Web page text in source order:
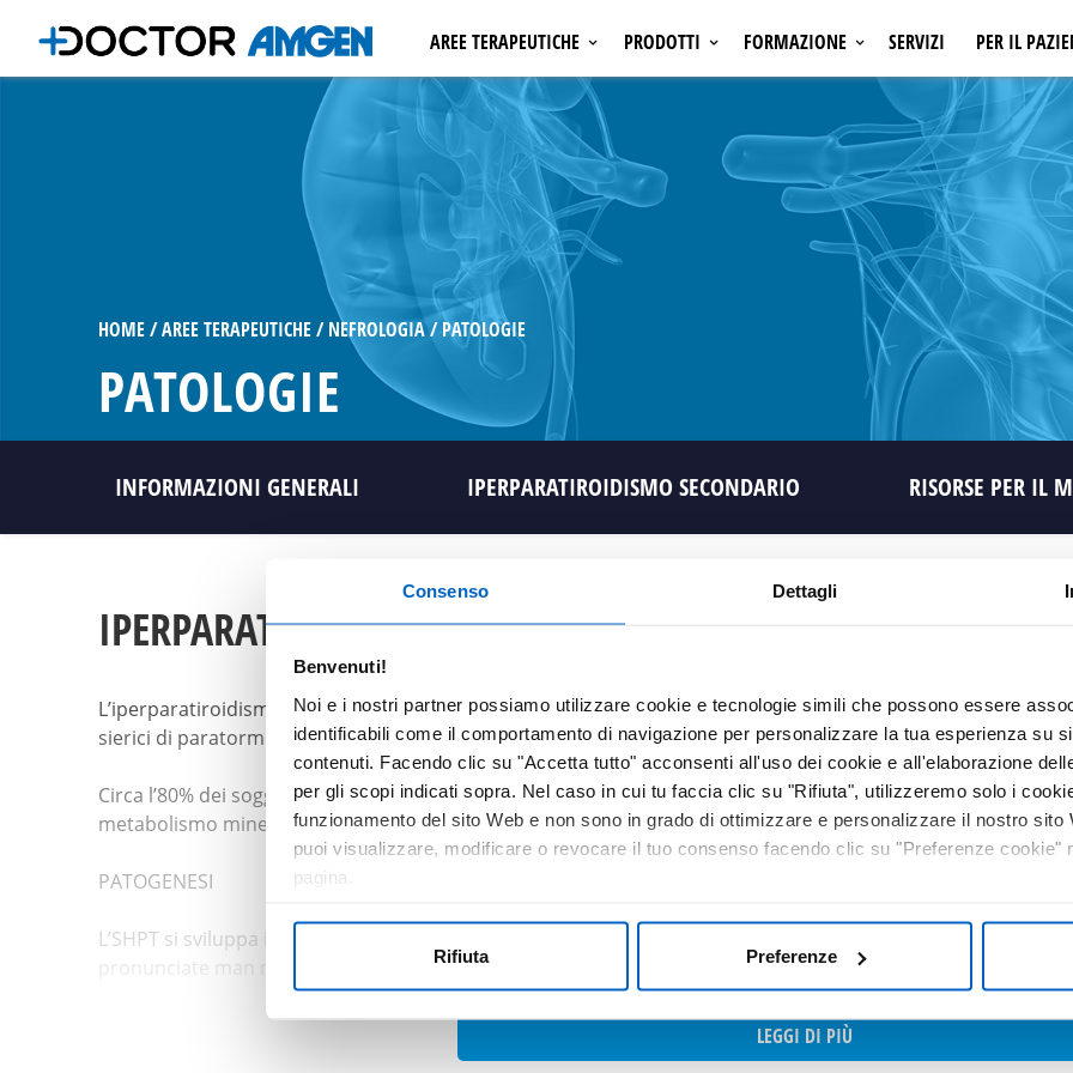
Consenso Dettagli
Benvenuti!
Noi e i nostri partner possiamo utilizzare cookie e tecnologie simili che possono essere
identificabili come il comportamento di navigazione per personalizzare la tua esperienza su
contenuti. Facendo clic su "Accetta tutto" acconsenti all'uso dei cookie e all'elaborazione
per gli scopi indicati sopra. Nel caso in cui tu faccia clic su "Rifiuta", utilizzeremo solo i
funzionamento del sito Web e non sono in grado di ottimizzare e personalizzare il nostro sito
puoi visualizzare, modificare o revocare il tuo consenso facendo clic su "Preferenze cookie"
pagina.
Rifiuta Preferenze
AREE TERAPEUTICHE
ONCOLOGIA
EMATOLOGIA
OSTEOPOROSI
NEFROLOGIA
CARDIOLOGIA
MALATTIE INFIAMMATORIE E
AUTOIMMUNI
PRODOTTI
ONCOLOGIA
OSTEOPOROSI
NEFROLOGIA
MALATTIE INFIAMMATORIE E
FORMAZIONE
INIZIATIVE ECM
INIZIATIVE NON ECM
AMGEN LEARNING
CALENDARIO CONGRESSI
SERVIZI PER IL
PATOLOGIE
HOME AREE TERAPEUTICHE NEFROLOGIA PATOLOGIE
INFORMAZIONI GENERALI IPERPARATIROIDISMO SECONDARIO RISORSE PER IL
IPERPARATIROIDISMO SECONDARIO
L’iperparatiroidismo secondario (SHPT) è una frequente, grave e progressiva complicanza della malattia
sierici di paratormone (PTH), iperplasia delle paratiroidi e disturbi nel metabolismo minerale,
Circa l’80% dei soggetti in CKD stadio 5 presenta aumentati valori di PTH al momento dell’ingresso in
metabolismo minerale e osseo, nonché ad un aumento della mortalità e morbilità cardiovascolare.2
PATOGENESI
L’SHPT si sviluppa in seguito ad alterazioni del metabolismo di calcio, fosforo e vitamina D che si verificano
pronunciate man mano che la funzione renale diminuisce.
LEGGI DI PIÙ